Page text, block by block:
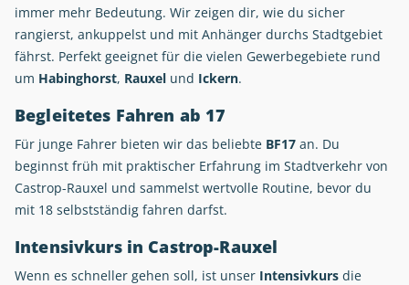
immer mehr Bedeutung. Wir zeigen dir, wie du sicher
rangierst, ankuppelst und mit Anhänger durchs Stadtgebiet
fährst. Perfekt geeignet für die vielen Gewerbegebiete rund
um Habinghorst, Rauxel und Ickern.
Begleitetes Fahren ab 17
Für junge Fahrer bieten wir das beliebte BF17 an. Du
beginnst früh mit praktischer Erfahrung im Stadtverkehr von
Castrop-Rauxel und sammelst wertvolle Routine, bevor du
mit 18 selbstständig fahren darfst.
Intensivkurs in Castrop-Rauxel
Wenn es schneller gehen soll, ist unser Intensivkurs die